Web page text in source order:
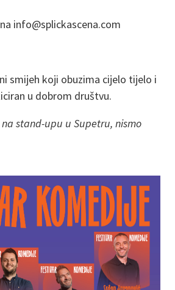
info@splickascena.com
smijeh koji obuzima cijelo tijelo i
u dobrom društvu.
stand-upu u Supetru, nismo